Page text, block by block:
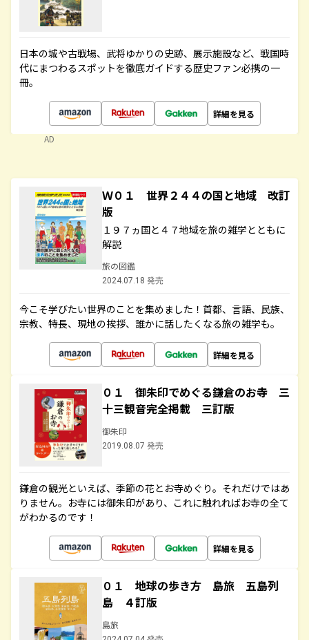
日本の城や古戦場、武将ゆかりの史跡、展示施設など、戦国時
代にまつわるスポットを徹底ガイドする歴史ファン必携の一
冊。
詳細を見る
AD
Ｗ０１ 世界２４４の国と地域 改訂
版
１９７ヵ国と４７地域を旅の雑学とともに
解説
旅の図鑑
2024.07.18 発売
今こそ学びたい世界のことを集めました！首都、言語、民族、
宗教、特長、現地の挨拶、誰かに話したくなる旅の雑学も。
詳細を見る
０１ 御朱印でめぐる鎌倉のお寺 三
十三観音完全掲載 三訂版
御朱印
2019.08.07 発売
鎌倉の観光といえば、季節の花とお寺めぐり。それだけではあ
りません。お寺には御朱印があり、これに触れればお寺の全て
がわかるのです！
詳細を見る
０１ 地球の歩き方 島旅 五島列
島 ４訂版
島旅